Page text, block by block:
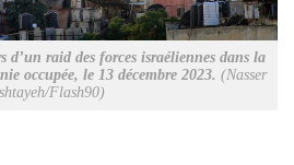
d’un raid des forces israéliennes dans la
occupée, le 13 décembre 2023. (Nasser
Flash90)